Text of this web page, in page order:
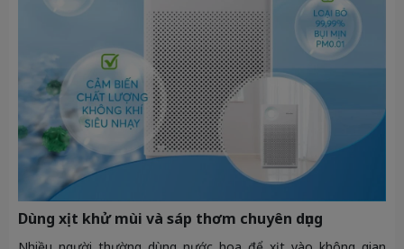
Dùng xịt khử mùi và sáp thơm chuyên dụng